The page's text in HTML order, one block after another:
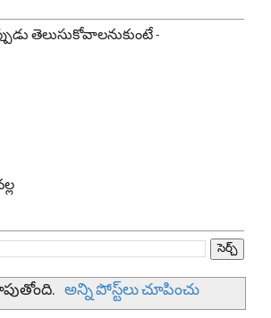
తెలుసుకోవాలనుకుంటే -
అన్ని పోస్ట్‌లు చూపించు